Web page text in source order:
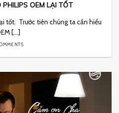
OEM LẠI TỐT
tốt. Trước tiên chúng ta cần hiểu
[...]